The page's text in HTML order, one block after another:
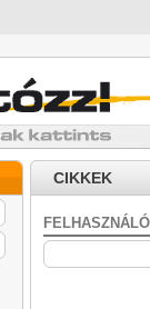
CIKKEK
FELHASZNÁLÓ